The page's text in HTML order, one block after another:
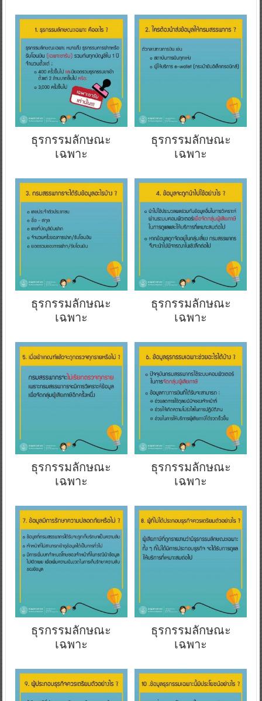
ธุรกรรมลักษณะ
เฉพาะ
ธุรกรรมลักษณะ
เฉพาะ
ธุรกรรมลักษณะ
เฉพาะ
ธุรกรรมลักษณะ
เฉพาะ
ธุรกรรมลักษณะ
เฉพาะ
ธุรกรรมลักษณะ
เฉพาะ
ธุรกรรมลักษณะ
เฉพาะ
ธุรกรรมลักษณะ
เฉพาะ